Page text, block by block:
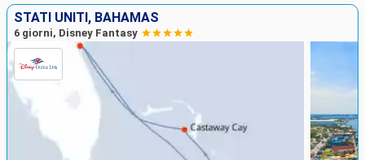
STATI UNITI, BAHAMAS
6 giorni, Disney Fantasy